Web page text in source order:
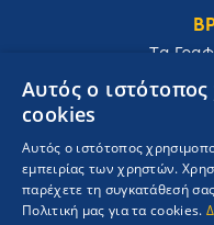
Tα
Ακαδημίας
T.
F.
Αυτός ο ιστότοπος
cookies
Αυτός ο ιστότοπος
εμπειρίας των χρηστών.
παρέχετε τη συγκατάθεσή
Πολιτική μας για τα cookies.